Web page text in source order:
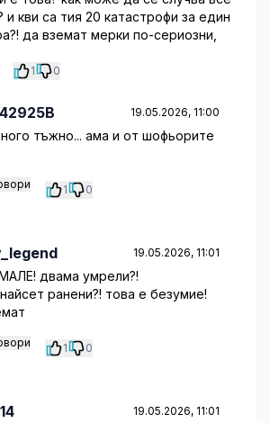
кви са тия 20 катастрофи за един
да вземат мерки по-сериозни,
1 0
19.05.2026, 11:00
тъжно... ама и от шофьорите
1 0
19.05.2026, 11:01
двама умрели?!
ранени?! това е безумие!
1 0
19.05.2026, 11:01